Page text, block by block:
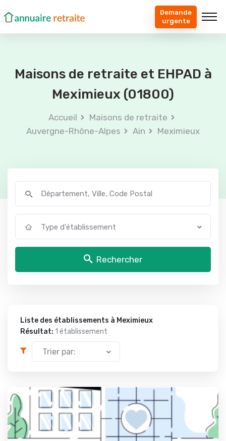
Demande
urgente
Maisons de retraite et EHPAD à
Meximieux (01800)
Accueil
Maisons de retraite
Auvergne-Rhône-Alpes
Ain Meximieux
Type d'établissement
Rechercher
Liste des établissements à Meximieux
Résultat: 1 établissement
Trier par: